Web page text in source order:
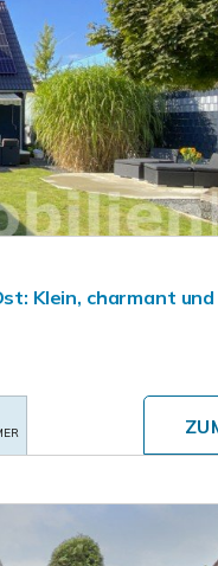
Klein, charmant